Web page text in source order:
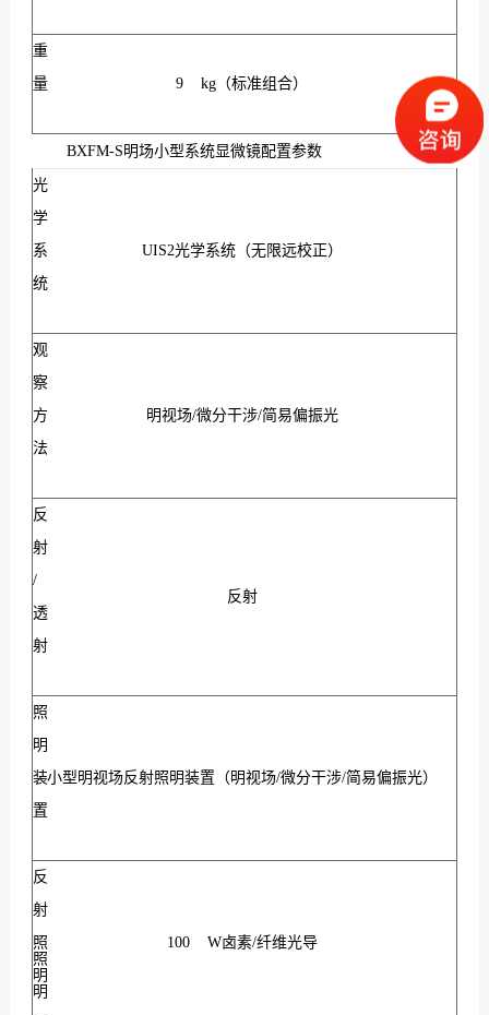
重
量
9 kg（标准组合）
BXFM-S明场小型系统显微镜配置参数
光
学
系
统
UIS2光学系统（无限远校正）
观
察
方
法
明视场/微分干涉/简易偏振光
反
射
/
透
射
反射
照
明
装
置
小型明视场反射照明装置（明视场/微分干涉/简易偏振光）
照
明
反
射
照
明
100 W卤素/纤维光导